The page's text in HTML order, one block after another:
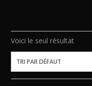
Voici le seul résultat